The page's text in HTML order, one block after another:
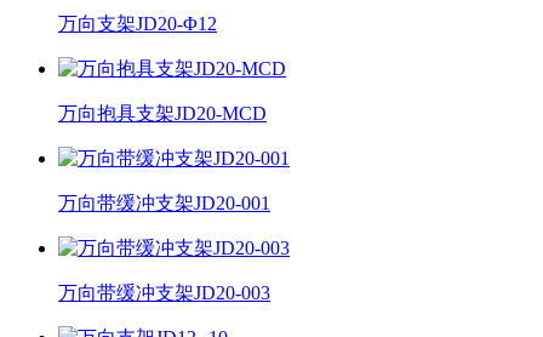
万向支架JD20-Φ12
万向抱具支架JD20-MCD
万向带缓冲支架JD20-001
万向带缓冲支架JD20-003